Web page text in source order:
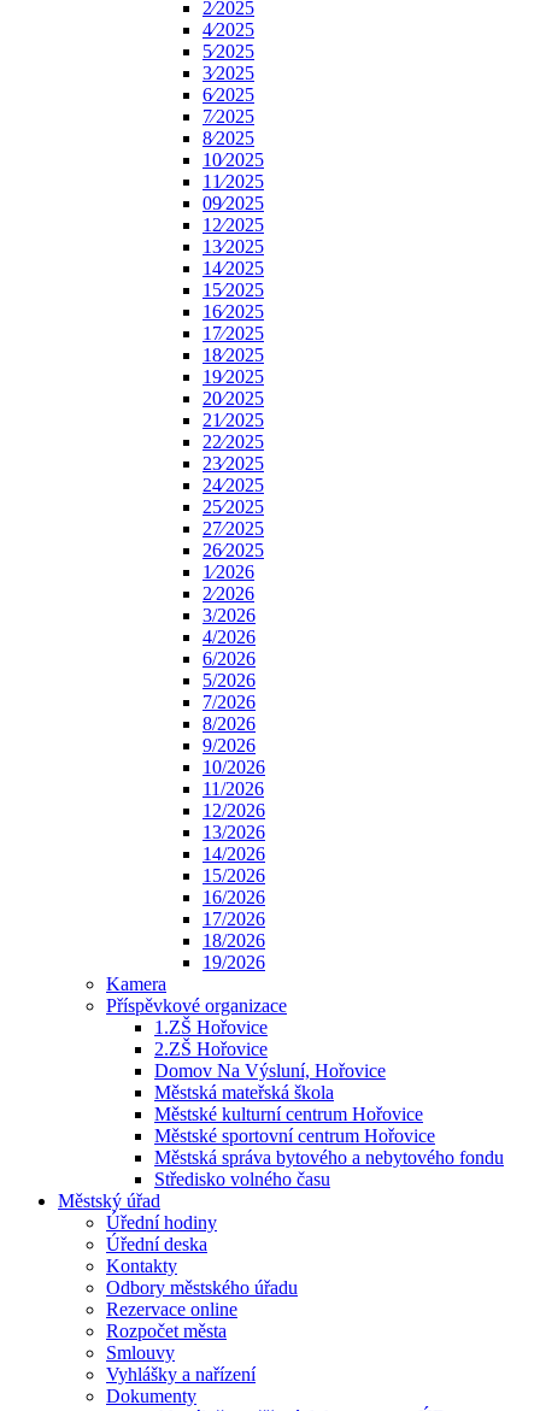
2⁄2025
4⁄2025
5⁄2025
3⁄2025
6⁄2025
7⁄2025
8⁄2025
10⁄2025
11⁄2025
09⁄2025
12⁄2025
13⁄2025
14⁄2025
15⁄2025
16⁄2025
17⁄2025
18⁄2025
19⁄2025
20⁄2025
21⁄2025
22⁄2025
23⁄2025
24⁄2025
25⁄2025
27⁄2025
26⁄2025
1⁄2026
2⁄2026
3/2026
4/2026
6/2026
5/2026
7/2026
8/2026
9/2026
10/2026
11/2026
12/2026
13/2026
14/2026
15/2026
16/2026
17/2026
18/2026
19/2026
Kamera
Příspěvkové organizace
1.ZŠ Hořovice
2.ZŠ Hořovice
Domov Na Výsluní, Hořovice
Městská mateřská škola
Městské kulturní centrum Hořovice
Městské sportovní centrum Hořovice
Městská správa bytového a nebytového fondu
Středisko volného času
Městský úřad
Úřední hodiny
Úřední deska
Kontakty
Odbory městského úřadu
Rezervace online
Rozpočet města
Smlouvy
Vyhlášky a nařízení
Dokumenty